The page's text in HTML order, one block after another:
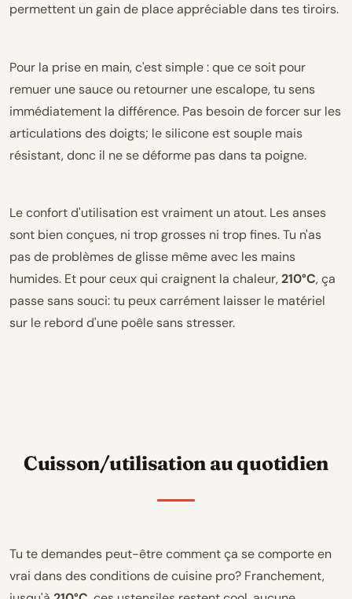
permettent un gain de place appréciable dans tes tiroirs.
Pour la prise en main, c'est simple : que ce soit pour
remuer une sauce ou retourner une escalope, tu sens
immédiatement la différence. Pas besoin de forcer sur les
articulations des doigts; le silicone est souple mais
résistant, donc il ne se déforme pas dans ta poigne.
Le confort d'utilisation est vraiment un atout. Les anses
sont bien conçues, ni trop grosses ni trop fines. Tu n'as
pas de problèmes de glisse même avec les mains
humides. Et pour ceux qui craignent la chaleur,210°C, ça
passe sans souci: tu peux carrément laisser le matériel
sur le rebord d'une poêle sans stresser.
Cuisson/utilisation au quotidien
Tu te demandes peut-être comment ça se comporte en
vrai dans des conditions de cuisine pro? Franchement,